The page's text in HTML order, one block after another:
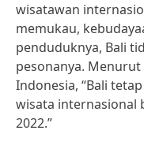
wisatawan
memukau,
penduduknya, Bali
pesonanya.
Indonesia, “Bali
wisata internasional
2022.”